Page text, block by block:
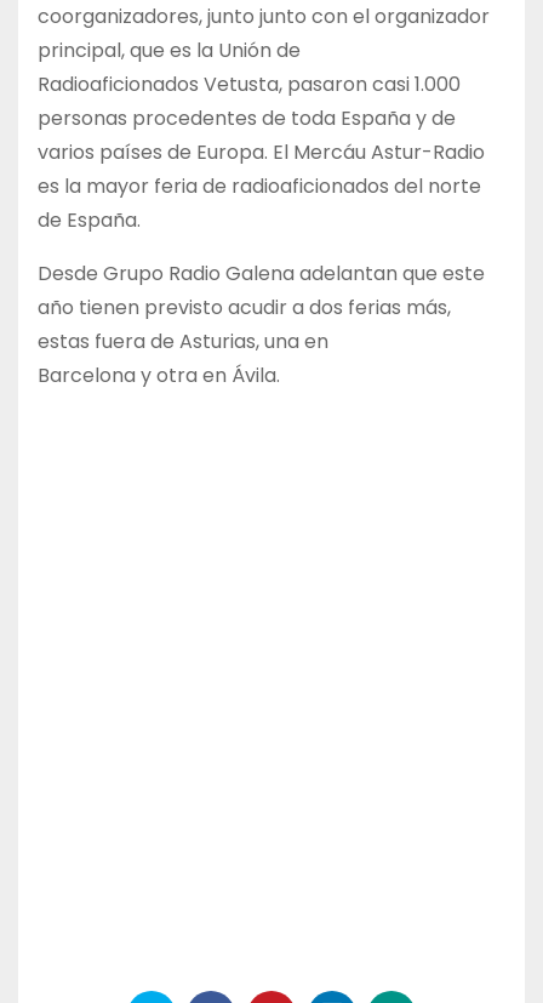
coorganizadores, junto junto con el organizador
principal, que es la Unión de
Radioaficionados Vetusta, pasaron casi 1.000
personas procedentes de toda España y de
varios países de Europa. El Mercáu Astur-Radio
es la mayor feria de radioaficionados del norte
de España.
Desde Grupo Radio Galena adelantan que este
año tienen previsto acudir a dos ferias más,
estas fuera de Asturias, una en
Barcelona y otra en Ávila.